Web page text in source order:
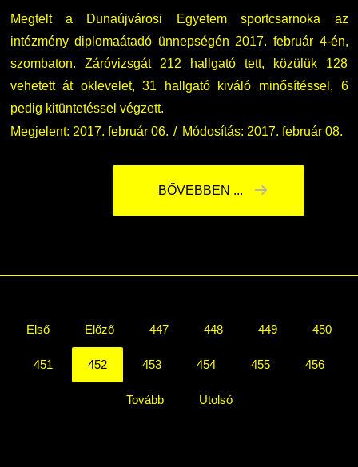
Megtelt a Dunaújvárosi Egyetem sportcsarnoka az
intézmény diplomaátadó ünnepségén 2017. február 4-én,
szombaton. Záróvizsgát 212 hallgató tett, közülük 128
vehetett át oklevelet, 31 hallgató kiváló minősítéssel, 6
pedig kitüntetéssel végzett.
Megjelent: 2017. február 06.
Módosítás: 2017. február 08.
BŐVEBBEN ...
Első Előző 447 448 449 450
451 452 453 454 455 456
Tovább Utolsó